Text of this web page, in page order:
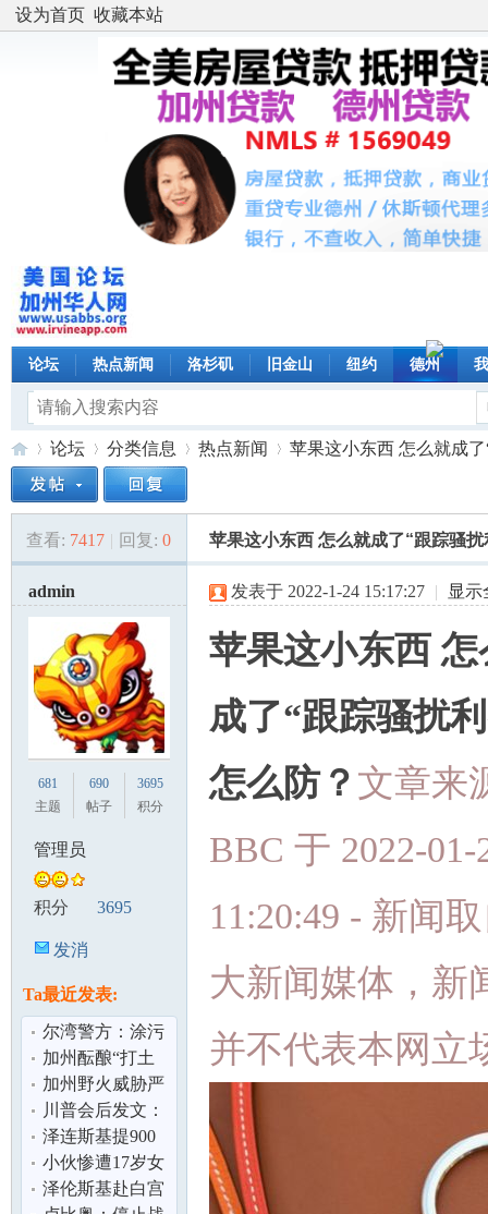
设为首页 收藏本站
论坛 热点新闻 洛杉矶 旧金山 纽约 德州
美»
论坛
›
分类信息 热点新闻
›
苹果这小东西 怎么就成
查看: 7417 | 回复: 0 苹果这小东西 怎么就成了“跟踪骚
admin
681
主题
690
帖子
3695
积分
管理员
积分 3695
发消
Ta最近发表:
尔湾警方：涂污
13辆特斯拉男子
落网
加州酝酿“打土
豪” 资产5%“充
公” 硅谷巨
加州野火威胁严
峻 消防局吁民众
制定疏散计
川普会后发文：
正安排普泽会面
泽连斯基：
泽连斯基提900
亿美元军购 换美
安全保障
小伙惨遭17岁女
友10万卖到缅甸
泽伦斯基赴白宫
发表于 2022-1-24 15:17:27 | 显示
苹果这小东西 怎
成了“跟踪骚扰
怎么防？ 文章来
BBC 于 2022-01-
11:20:49 - 新闻
大新闻媒体，新
并不代表本网立